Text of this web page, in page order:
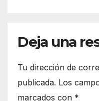
Deja una
Tu dirección de
publicada. Los
marcados con *